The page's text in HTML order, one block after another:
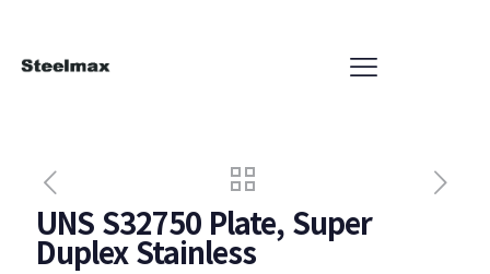
UNS S32750 Plate, Super
Duplex Stainless